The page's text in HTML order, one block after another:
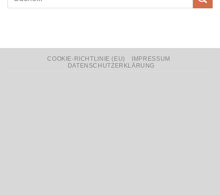
COOKIE-RICHTLINIE (EU)
IMPRESSUM
DATENSCHUTZERKLÄRUNG